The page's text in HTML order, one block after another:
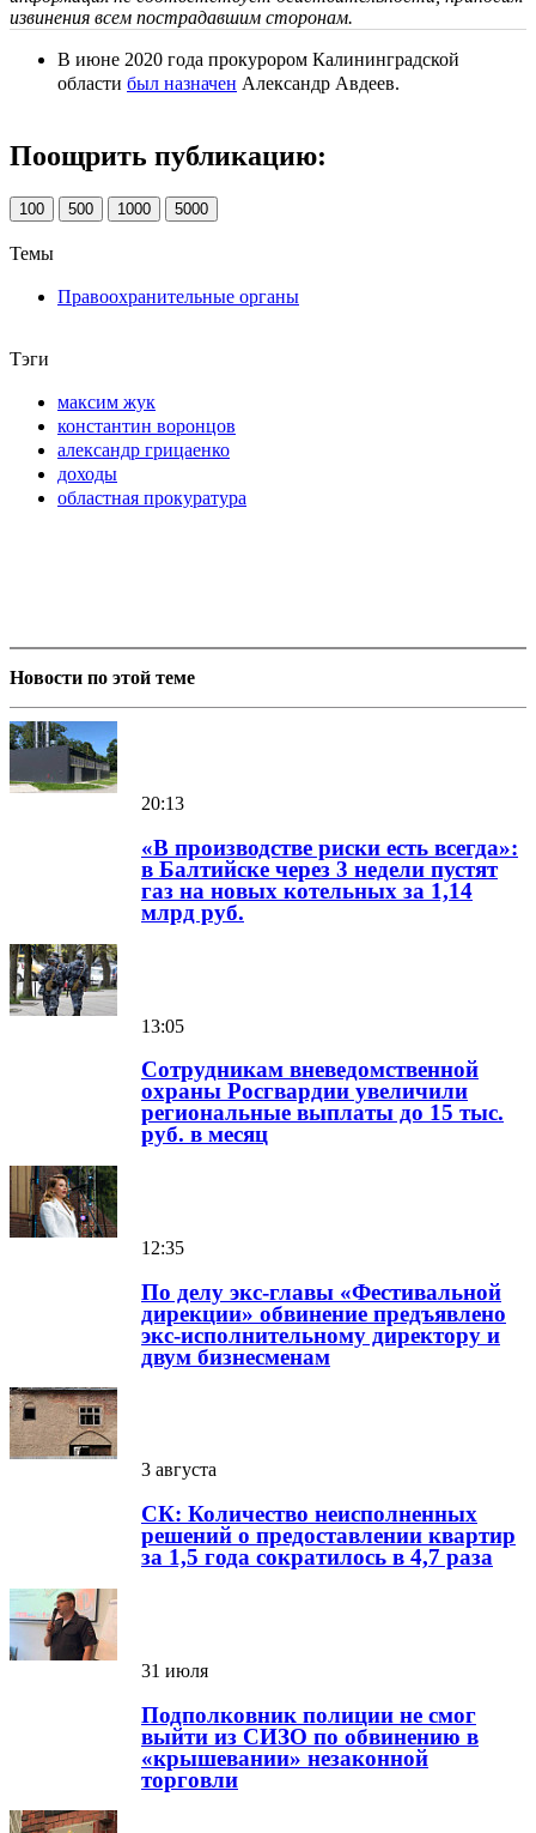
извинения всем пострадавшим сторонам.
В июне 2020 года прокурором Калининградской
области был назначен Александр Авдеев.
Поощрить публикацию:
100 500 1000 5000
Темы
Правоохранительные органы
Тэги
максим жук
константин воронцов
александр грицаенко
доходы
областная прокуратура
Новости по этой теме
20:13
«В производстве риски есть всегда»:
в Балтийске через 3 недели пустят
газ на новых котельных за 1,14
млрд руб.
13:05
Сотрудникам вневедомственной
охраны Росгвардии увеличили
региональные выплаты до 15 тыс.
руб. в месяц
12:35
По делу экс-главы «Фестивальной
дирекции» обвинение предъявлено
экс-исполнительному директору и
двум бизнесменам
3 августа
СК: Количество неисполненных
решений о предоставлении квартир
за 1,5 года сократилось в 4,7 раза
31 июля
Подполковник полиции не смог
выйти из СИЗО по обвинению в
«крышевании» незаконной
торговли